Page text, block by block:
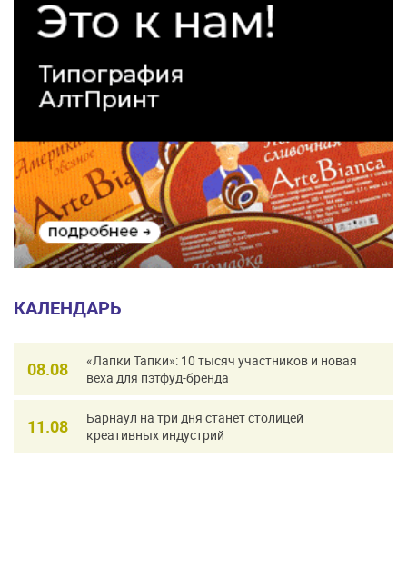
КАЛЕНДАРЬ
08.08
«Лапки Тапки»: 10 тысяч участников и новая
веха для пэтфуд-бренда
11.08
Барнаул на три дня станет столицей
креативных индустрий